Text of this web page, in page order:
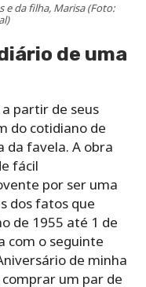
e da filha, Marisa (Foto:
de uma
partir de seus
do cotidiano de
da favela. A obra
fácil
por ser uma
dos fatos que
de 1955 até 1 de
com o seguinte
de minha
um par de